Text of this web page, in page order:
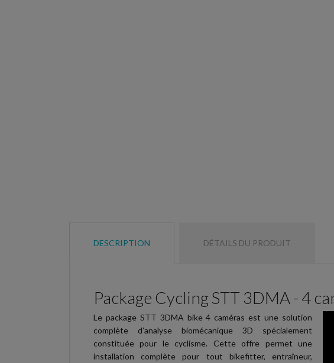
DESCRIPTION DÉTAILS DU PRODUIT
Package Cycling STT 3DMA - 4
Le package STT 3DMA bike 4 caméras est une solution
complète d’analyse biomécanique 3D spécialement
constituée pour le cyclisme. Cette offre permet une
installation complète pour tout bikefitter, entraîneur,